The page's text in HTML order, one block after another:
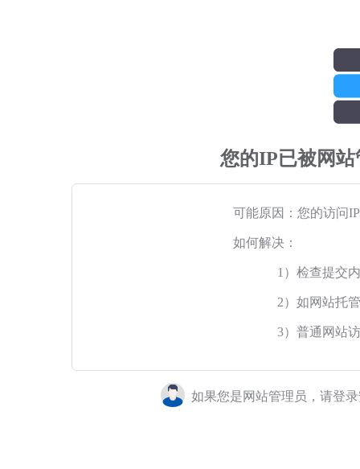
您的IP已被网
可能原因：您的访问
如何解决：
1）检查提交
2）如网站托
3）普通网站
如果您是网站管理员，请登